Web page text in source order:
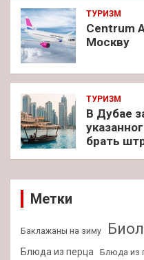
ТУРИЗМ
Centrum
Москву
ТУРИЗМ
В Дубае
брать
Метки
Баклажаны на зиму
Блюда из перца Блюда из